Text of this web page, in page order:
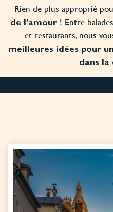
Rien de plus approprié
de l’amour ! Entre
et restaurants, nous
meilleures idées pour
dans la